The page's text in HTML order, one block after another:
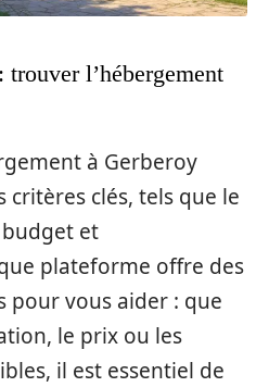
l’hébergement
à Gerberoy
clés, tels que le
et
plateforme offre des
pour vous aider : que
le prix ou les
il est essentiel de